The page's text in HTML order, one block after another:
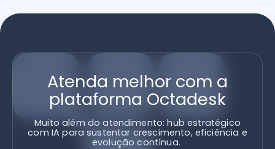
Atenda melhor com a
plataforma Octadesk
Muito além do atendimento: hub estratégico
com IA para sustentar crescimento, eficiência e
evolução contínua.